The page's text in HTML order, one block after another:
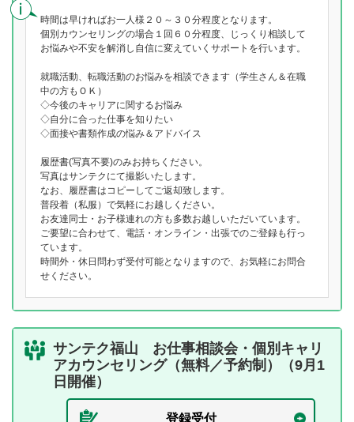
時間は早ければお一人様２０～３０分程度となります。
個別カウンセリングの場合１回６０分程度、じっくり相談して
お悩みや不安を解消し自信に変えていくサポートを行います。
就職活動、転職活動のお悩みを相談できます（学生さん＆在職
中の方もＯＫ）
◇今後のキャリアに関するお悩み
◇自分に合った仕事を知りたい
◇面接や書類作成の悩み＆アドバイス
履歴書(写真不要)のみお持ちください。
写真はサンテクにて撮影いたします。
なお、履歴書はコピーしてご返却致します。
普段着（私服）で気軽にお越しください。
お友達同士・お子様連れの方も多数お越しいただいています。
ご要望に合わせて、電話・オンライン・出張でのご登録も行っ
ています。
時間外・休日問わず受付可能となりますので、お気軽にお問合
せください。
サンテク福山 お仕事相談会・個別キャリ
アカウンセリング（無料／予約制）（9月1
日開催）
登録受付